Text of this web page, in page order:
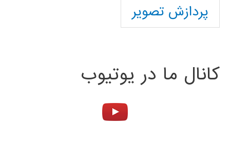
پردازش تصویر
کانال ما در یوتیوب